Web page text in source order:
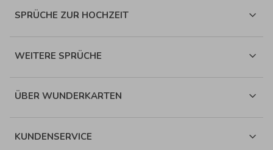
SPRÜCHE ZUR HOCHZEIT
WEITERE SPRÜCHE
ÜBER WUNDERKARTEN
KUNDENSERVICE